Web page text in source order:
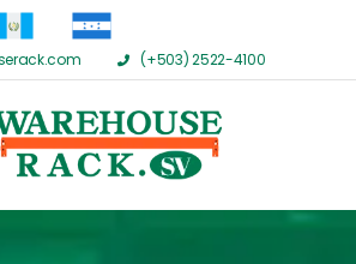
(+503) 2522-4100